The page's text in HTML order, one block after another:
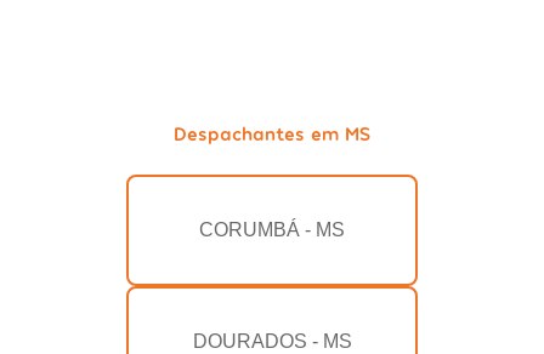
Despachantes em MS
CORUMBÁ - MS
DOURADOS - MS